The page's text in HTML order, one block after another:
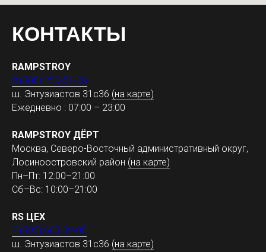
КОНТАКТЫ
RAMPSTROY
8 (800) 250-51-06
ш. Энтузиастов 31с36 (на карте)
Ежедневно : 07:00 – 23:00
RAMPSTROY ДЁРТ
Москва, Северо-Восточный административный округ,
Лосиноостровский район (на карте)
Пн–Пт: 12:00–21:00
Сб–Вс: 10:00–21:00
RS ЦЕХ
7 (993) 603 89-05
ш. Энтузиастов 31с36 (на карте)